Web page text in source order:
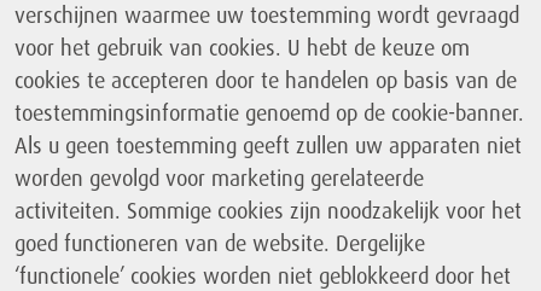
verschijnen waarmee uw toestemming wordt gevraagd
voor het gebruik van cookies. U hebt de keuze om
cookies te accepteren door te handelen op basis van de
toestemmingsinformatie genoemd op de cookie-banner.
Als u geen toestemming geeft zullen uw apparaten niet
worden gevolgd voor marketing gerelateerde
activiteiten. Sommige cookies zijn noodzakelijk voor het
goed functioneren van de website. Dergelijke
‘functionele’ cookies worden niet geblokkeerd door het